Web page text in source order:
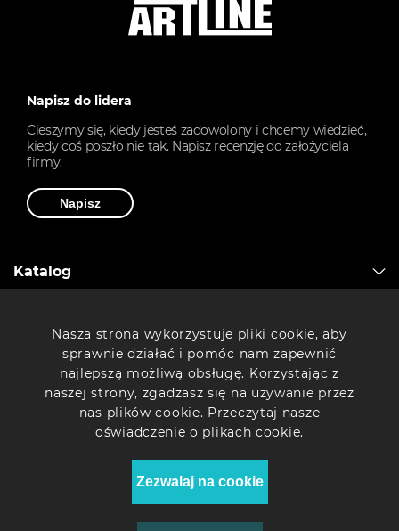
Napisz do lidera
Cieszymy się, kiedy jesteś zadowolony i chcemy wiedzieć,
kiedy coś poszło nie tak. Napisz recenzję do założyciela
firmy.
Napisz
Katalog
Artline
Drukarki 3D
Nasza strona wykorzystuje pliki cookie, aby
sprawnie działać i pomóc nam zapewnić
najlepszą możliwą obsługę. Korzystając z
naszej strony, zgadzasz się na używanie przez
nas plików cookie. Przeczytaj nasze
oświadczenie o plikach cookie.
Zezwalaj na cookie